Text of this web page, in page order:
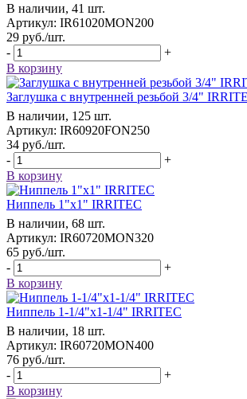
В наличии, 41 шт.
Артикул: IR61020MON200
29 руб./шт.
-
+
В корзину
Заглушка с внутренней резьбой 3/4"
В наличии, 125 шт.
Артикул: IR60920FON250
34 руб./шт.
-
+
В корзину
Ниппель 1"x1" IRRITEC
В наличии, 68 шт.
Артикул: IR60720MON320
65 руб./шт.
-
+
В корзину
Ниппель 1-1/4"x1-1/4" IRRITEC
В наличии, 18 шт.
Артикул: IR60720MON400
76 руб./шт.
-
+
В корзину